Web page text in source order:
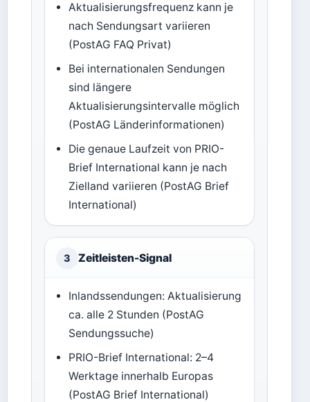
Aktualisierungsfrequenz kann je
nach Sendungsart variieren
(PostAG FAQ Privat)
Bei internationalen Sendungen
sind längere
Aktualisierungsintervalle möglich
(PostAG Länderinformationen)
Die genaue Laufzeit von PRIO-
Brief International kann je nach
Zielland variieren (PostAG Brief
International)
3 Zeitleisten-Signal
Inlandssendungen: Aktualisierung
ca. alle 2 Stunden (PostAG
Sendungssuche)
PRIO-Brief International: 2–4
Werktage innerhalb Europas
(PostAG Brief International)